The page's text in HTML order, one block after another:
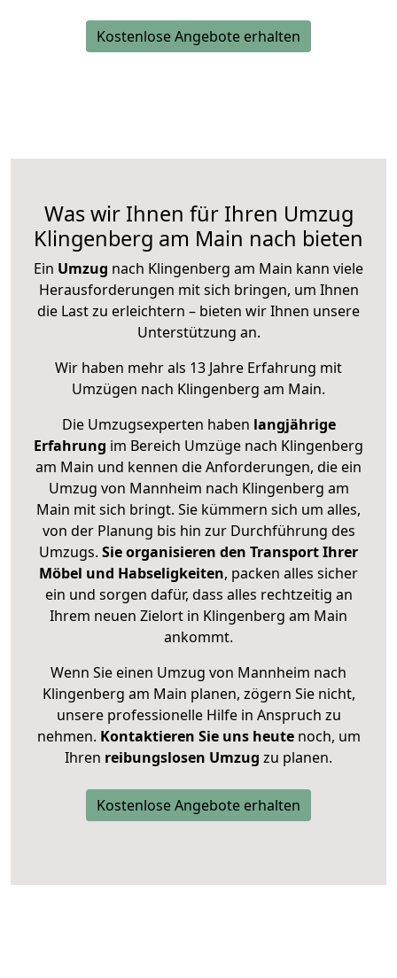
Kostenlose Angebote erhalten
Was wir Ihnen für Ihren Umzug
Klingenberg am Main nach bieten
Ein Umzug nach Klingenberg am Main kann viele
Herausforderungen mit sich bringen, um Ihnen
die Last zu erleichtern – bieten wir Ihnen unsere
Unterstützung an.
Wir haben mehr als 13 Jahre Erfahrung mit
Umzügen nach Klingenberg am Main.
Die Umzugsexperten haben langjährige
Erfahrung im Bereich Umzüge nach Klingenberg
am Main und kennen die Anforderungen, die ein
Umzug von Mannheim nach Klingenberg am
Main mit sich bringt. Sie kümmern sich um alles,
von der Planung bis hin zur Durchführung des
Umzugs. Sie organisieren den Transport Ihrer
Möbel und Habseligkeiten, packen alles sicher
ein und sorgen dafür, dass alles rechtzeitig an
Ihrem neuen Zielort in Klingenberg am Main
ankommt.
Wenn Sie einen Umzug von Mannheim nach
Klingenberg am Main planen, zögern Sie nicht,
unsere professionelle Hilfe in Anspruch zu
nehmen. Kontaktieren Sie uns heutenoch, um
Ihren reibungslosen Umzug zu planen.
Kostenlose Angebote erhalten